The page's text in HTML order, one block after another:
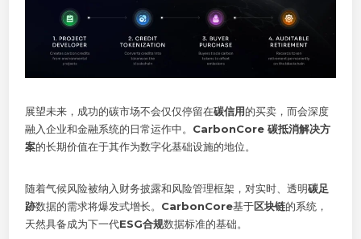
展望未来，成功的碳市场不会仅仅停留在碳信用的买卖，而会深度
融入企业和金融系统的日常运作中。 CarbonCore 碳抵消解决方
案的长期价值在于其作为数字化基础设施的地位。
随着气候风险被纳入财务披露和风险管理框架，对实时、透明碳足
跡数据的需求将爆发式增长。 CarbonCore基于区块链的系统，
天然具备成为下一代ESG合规数据标准的基础。